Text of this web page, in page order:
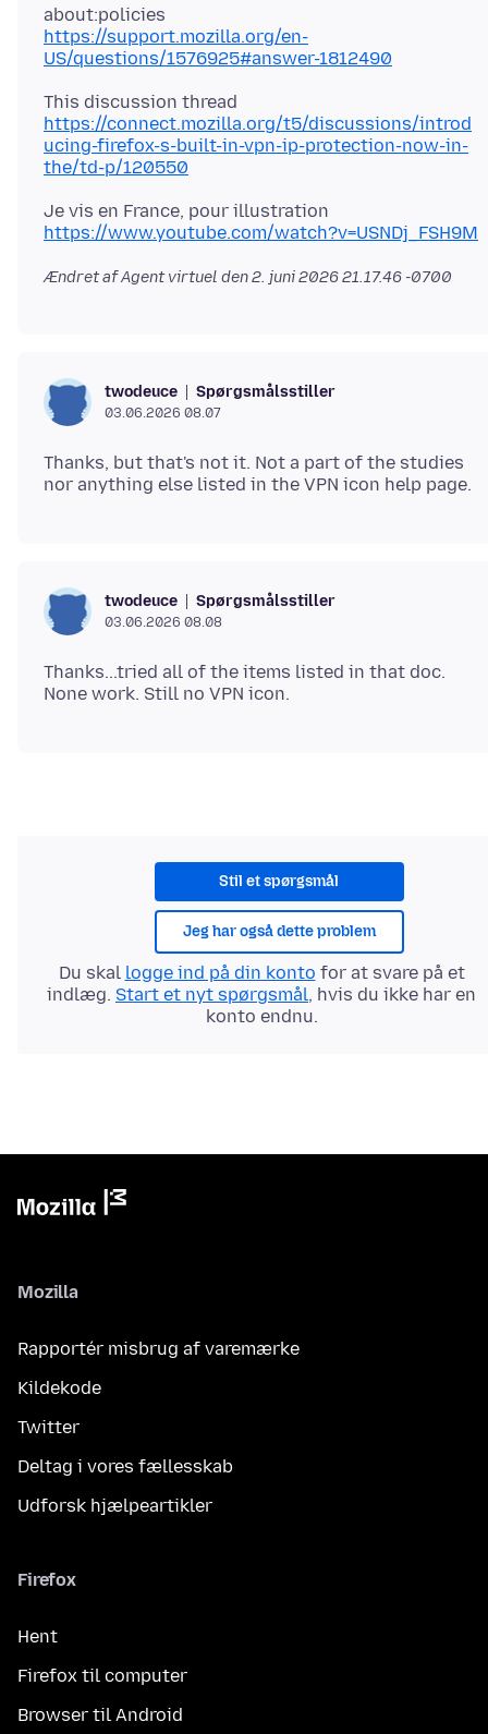
https://support.mozilla.org/en-
US/questions/1576925#answer-1812490
https://connect.mozilla.org/t5/discussions/introd
ucing-firefox-s-built-in-vpn-ip-protection-now-in-
the/td-p/120550
https://www.youtube.com/watch?v=USNDj_FSH9M
Ændret af Agent virtuel den2. juni 2026 21.17.46 -0700
twodeuce Spørgsmålsstiller
03.06.2026 08.07
Thanks, but that's not it. Not a part of the studies
twodeuce Spørgsmålsstiller
03.06.2026 08.08
Thanks...tried all of the items listed in that doc.
Stil et spørgsmål
Jeg har også dette problem
Du skal logge ind på din konto for at svare på et
indlæg. Start et nyt spørgsmål, hvis du ikke har en
konto endnu.
Mozilla
Rapportér misbrug af varemærke
Kildekode
Twitter
Deltag i vores fællesskab
Udforsk hjælpeartikler
Firefox
Hent
Firefox til computer
Browser til Android